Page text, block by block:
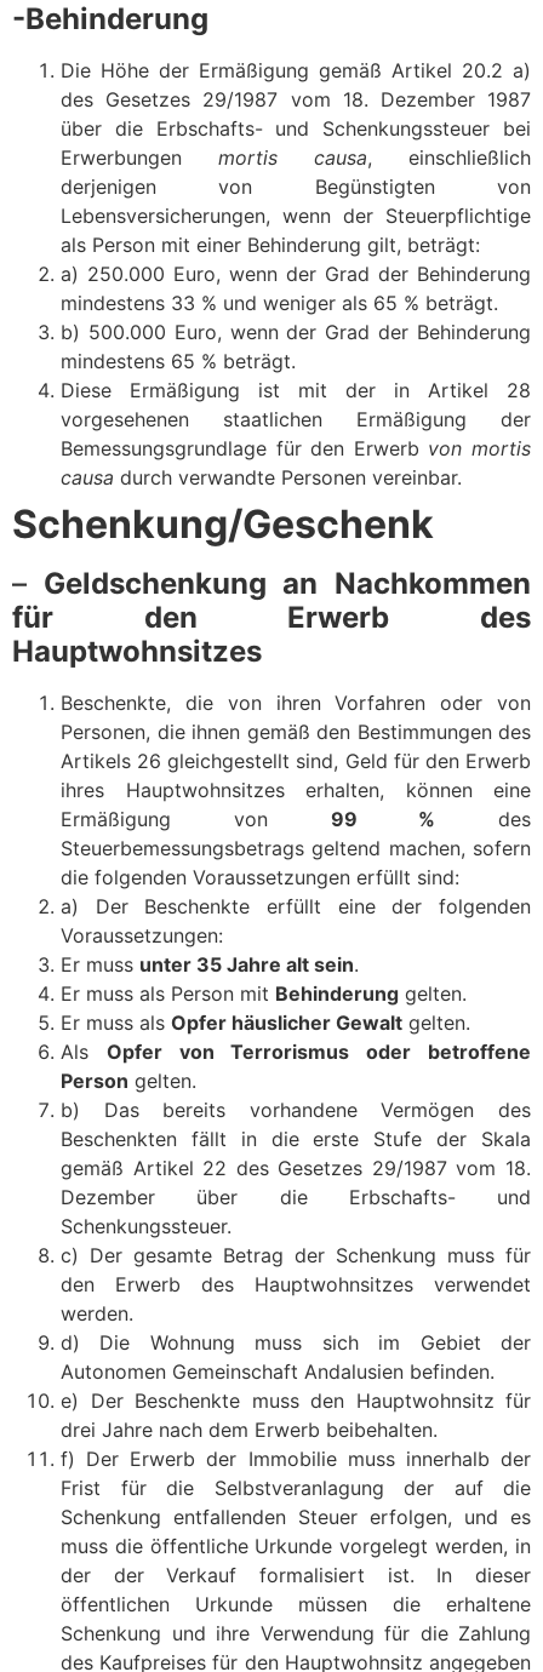
-Behinderung
Die Höhe der Ermäßigung gemäß Artikel 20.2 a)
des Gesetzes 29/1987 vom 18. Dezember 1987
über die Erbschafts- und Schenkungssteuer bei
Erwerbungen mortis causa, einschließlich
derjenigen von Begünstigten von
Lebensversicherungen, wenn der Steuerpflichtige
als Person mit einer Behinderung gilt, beträgt:
a) 250.000 Euro, wenn der Grad der Behinderung
mindestens 33 % und weniger als 65 % beträgt.
b) 500.000 Euro, wenn der Grad der Behinderung
mindestens 65 % beträgt.
Diese Ermäßigung ist mit der in Artikel 28
vorgesehenen staatlichen Ermäßigung der
Bemessungsgrundlage für den Erwerb von mortis
causa durch verwandte Personen vereinbar.
Schenkung/Geschenk
– Geldschenkung an Nachkommen
für den Erwerb des
Hauptwohnsitzes
Beschenkte, die von ihren Vorfahren oder von
Personen, die ihnen gemäß den Bestimmungen des
Artikels 26 gleichgestellt sind, Geld für den Erwerb
ihres Hauptwohnsitzes erhalten, können eine
Ermäßigung von 99 % des
Steuerbemessungsbetrags geltend machen, sofern
die folgenden Voraussetzungen erfüllt sind:
a) Der Beschenkte erfüllt eine der folgenden
Voraussetzungen:
Er muss unter 35 Jahre alt sein.
Er muss als Person mit Behinderung gelten.
Er muss als Opfer häuslicher Gewalt gelten.
Als Opfer von Terrorismus oder betroffene
Person gelten.
b) Das bereits vorhandene Vermögen des
Beschenkten fällt in die erste Stufe der Skala
gemäß Artikel 22 des Gesetzes 29/1987 vom 18.
Dezember über die Erbschafts- und
Schenkungssteuer.
c) Der gesamte Betrag der Schenkung muss für
den Erwerb des Hauptwohnsitzes verwendet
werden.
d) Die Wohnung muss sich im Gebiet der
Autonomen Gemeinschaft Andalusien befinden.
e) Der Beschenkte muss den Hauptwohnsitz für
drei Jahre nach dem Erwerb beibehalten.
f) Der Erwerb der Immobilie muss innerhalb der
Frist für die Selbstveranlagung der auf die
Schenkung entfallenden Steuer erfolgen, und es
muss die öffentliche Urkunde vorgelegt werden, in
der der Verkauf formalisiert ist. In dieser
öffentlichen Urkunde müssen die erhaltene
Schenkung und ihre Verwendung für die Zahlung
des Kaufpreises für den Hauptwohnsitz angegeben